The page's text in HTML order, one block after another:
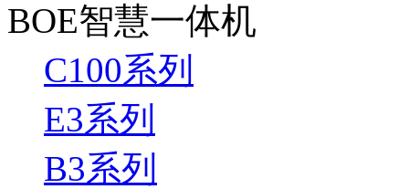
BOE智慧一体机
C100系列
E3系列
B3系列